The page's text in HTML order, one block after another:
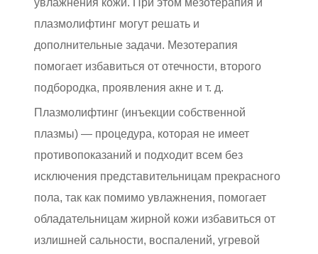
плазмолифтинг могут решать и
дополнительные задачи. Мезотерапия
помогает избавиться от отечности, второго
подбородка, проявления акне и т. д.
Плазмолифтинг (инъекции собственной
плазмы) — процедура, которая не имеет
противопоказаний и подходит всем без
исключения представительницам прекрасного
пола, так как помимо увлажнения, помогает
обладательницам жирной кожи избавиться от
излишней сальности, воспалений, угревой